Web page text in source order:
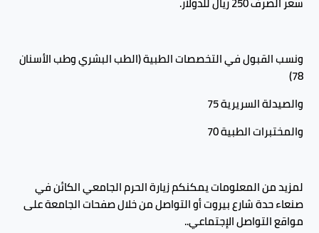
ونسب القبول في التخصصات الطبية (الطب البشري وطب الأسنان
78)
والصيدلة السريرية 75
والمختبرات الطبية 70
لمزيد من المعلومات يمكنكم زيارة الحرم الجامعي الكائن في
صنعاء حدة شارع بيروت أو التواصل من خلال صفحات الجامعة على
مواقع التواصل الإجتماعي..